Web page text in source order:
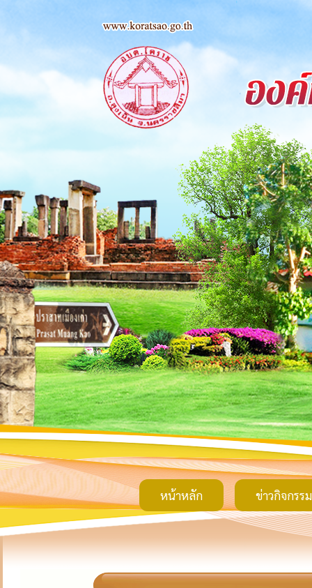
หน้าหลัก ข่าวกิจกรรม